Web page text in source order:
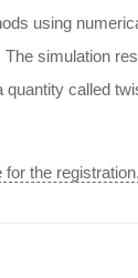
using
simulation
quantity called
the registration.